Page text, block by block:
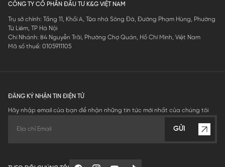
CÔNG TY CỔ PHẦN ĐẦU TƯ K&G VIỆT NAM
Trụ sở chính: Tầng 11, Khối A, Tòa nhà Sông Đà, Đường Phạm Hùng, Phường
Từ Liêm, TP Hà Nội
Chi Nhánh: 84 Nguyễn Trãi, Phường Chợ Quán, Hồ Chí Minh, Việt Nam
Mã số thuế: 0105911105
ĐĂNG KÝ NHẬN TIN ĐIỆN TỬ
Hãy nhập email của bạn để nhận những tin tức mới nhất của chúng tôi
GỬI